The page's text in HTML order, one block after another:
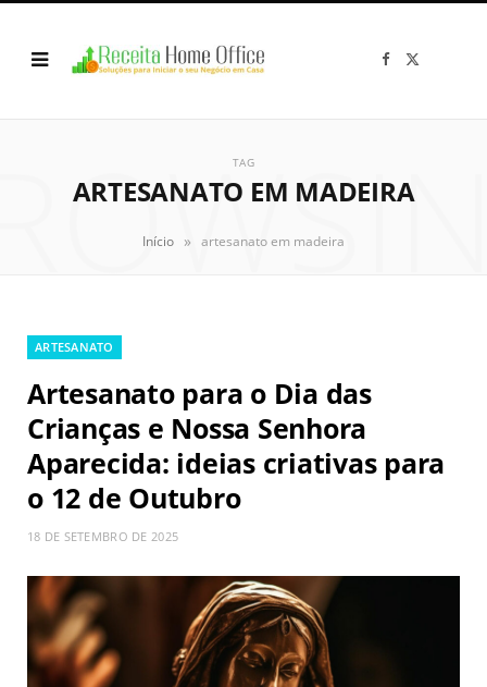
F
TAG
ARTESANATO EM MADEIRA
Início » artesanato em madeira
ARTESANATO
Artesanato para o Dia das
Crianças e Nossa Senhora
Aparecida: ideias criativas para
o 12 de Outubro
18 DE SETEMBRO DE 2025